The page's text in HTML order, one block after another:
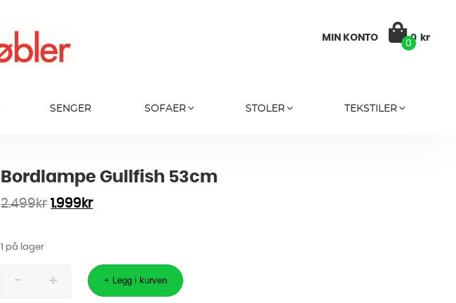
MIN KONTO
0
0 kr
SENGER SOFAER STOLER TEKSTILER
Bordlampe Gullfish 53cm
2.499kr 1.999 kr
1 på lager
Gullfish
+ Legg i kurven